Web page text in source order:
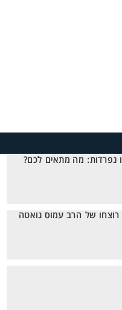
נפרדות: מה מתאים לכם?
רוצחו של הרב עמוס גואטה